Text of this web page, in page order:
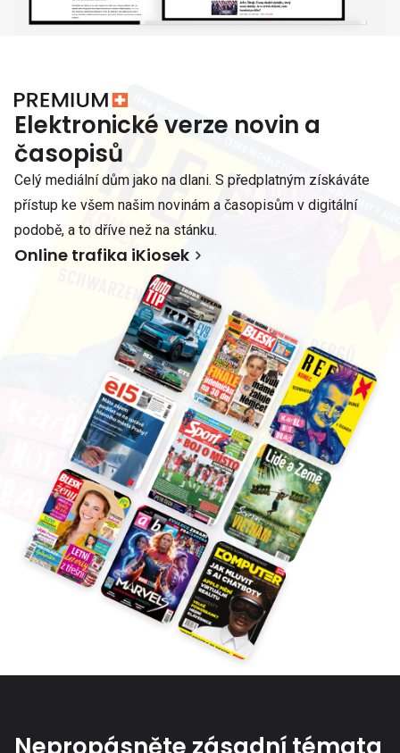
Elektronické verze novin a
časopisů
Celý mediální dům jako na dlani. S předplatným získáváte
přístup ke všem našim novinám a časopisům v digitální
podobě, a to dříve než na stánku.
Online trafika iKiosek